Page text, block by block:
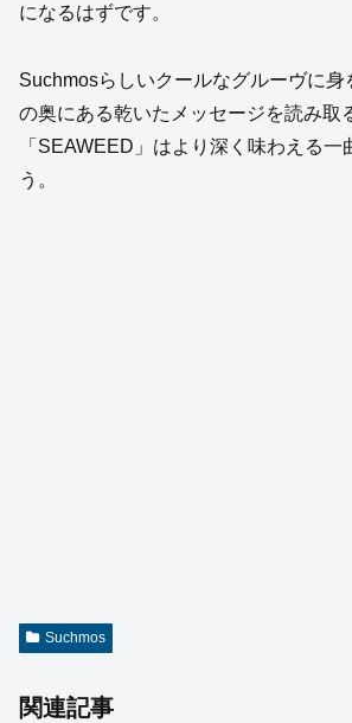
になるはずです。
Suchmosらしいクールなグルーヴに身
の奥にある乾いたメッセージを読み取
「SEAWEED」はより深く味わえる一
う。
Suchmos
関連記事